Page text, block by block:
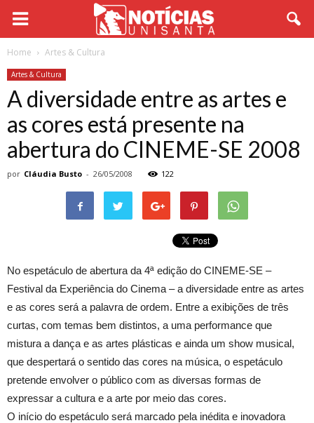
Home Artes & Cultura
Artes & Cultura
A diversidade entre as artes e
as cores está presente na
abertura do CINEME-SE 2008
por Cláudia Busto - 26/05/2008 122
No espetáculo de abertura da 4ª edição do CINEME-SE –
Festival da Experiência do Cinema – a diversidade entre as artes
e as cores será a palavra de ordem. Entre a exibições de três
curtas, com temas bem distintos, a uma performance que
mistura a dança e as artes plásticas e ainda um show musical,
que despertará o sentido das cores na música, o espetáculo
pretende envolver o público com as diversas formas de
expressar a cultura e a arte por meio das cores.
O início do espetáculo será marcado pela inédita e inovadora